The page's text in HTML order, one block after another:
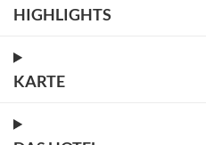
HIGHLIGHTS
KARTE